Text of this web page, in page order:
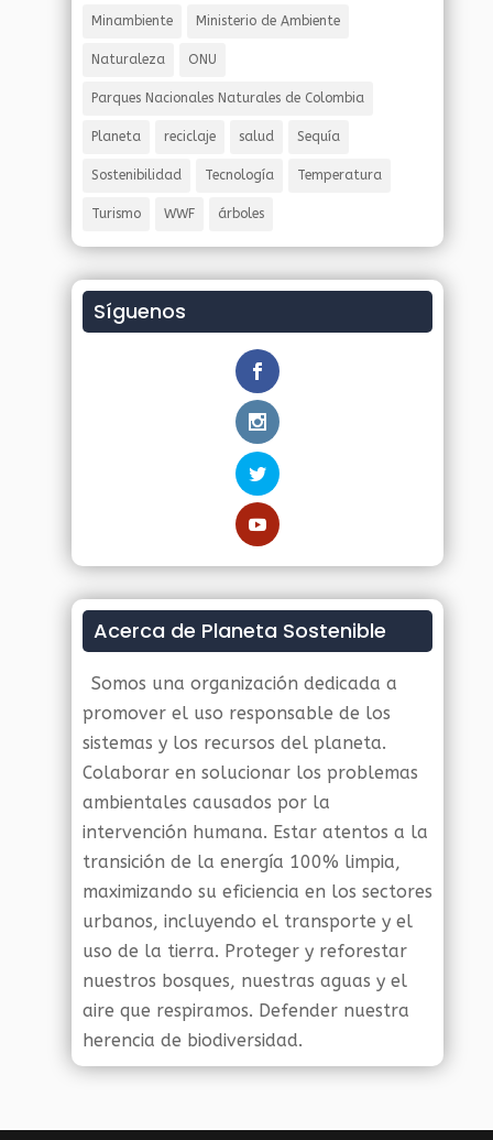
Minambiente Ministerio de Ambiente
Naturaleza ONU
Parques Nacionales Naturales de Colombia
Planeta reciclaje salud Sequía
Sostenibilidad Tecnología Temperatura
Turismo WWF árboles
Síguenos
Acerca de Planeta Sostenible
Somos una organización dedicada a
promover el uso responsable de los
sistemas y los recursos del planeta.
Colaborar en solucionar los problemas
ambientales causados por la
intervención humana. Estar atentos a la
transición de la energía 100% limpia,
maximizando su eficiencia en los sectores
urbanos, incluyendo el transporte y el
uso de la tierra. Proteger y reforestar
nuestros bosques, nuestras aguas y el
aire que respiramos. Defender nuestra
herencia de biodiversidad.